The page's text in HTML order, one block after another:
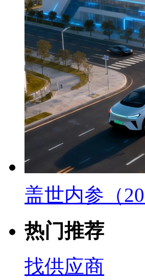
盖世内参（
热门推荐
找供应商